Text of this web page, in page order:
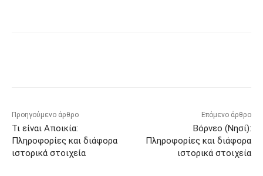
Προηγούμενο άρθρο
Τι είναι Αποικία:
Πληροφορίες και διάφορα
ιστορικά στοιχεία
Επόμενο άρθρο
Βόρνεο (Νησί):
Πληροφορίες και διάφορα
ιστορικά στοιχεία